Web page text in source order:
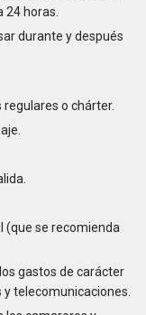
24 horas.
durante y después
o chárter.
(que se recomienda
gastos de carácter
telecomunicaciones.